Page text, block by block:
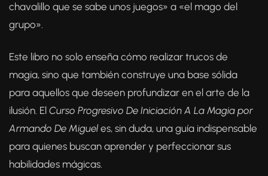
chavalillo que se sabe unos juegos» a «el mago del
grupo».
Este libro no solo enseña cómo realizar trucos de
magia, sino que también construye una base sólida
para aquellos que deseen profundizar en el arte de la
ilusión. El Curso Progresivo De Iniciación A La Magia por
Armando De Miguel es, sin duda, una guía indispensable
para quienes buscan aprender y perfeccionar sus
habilidades mágicas.